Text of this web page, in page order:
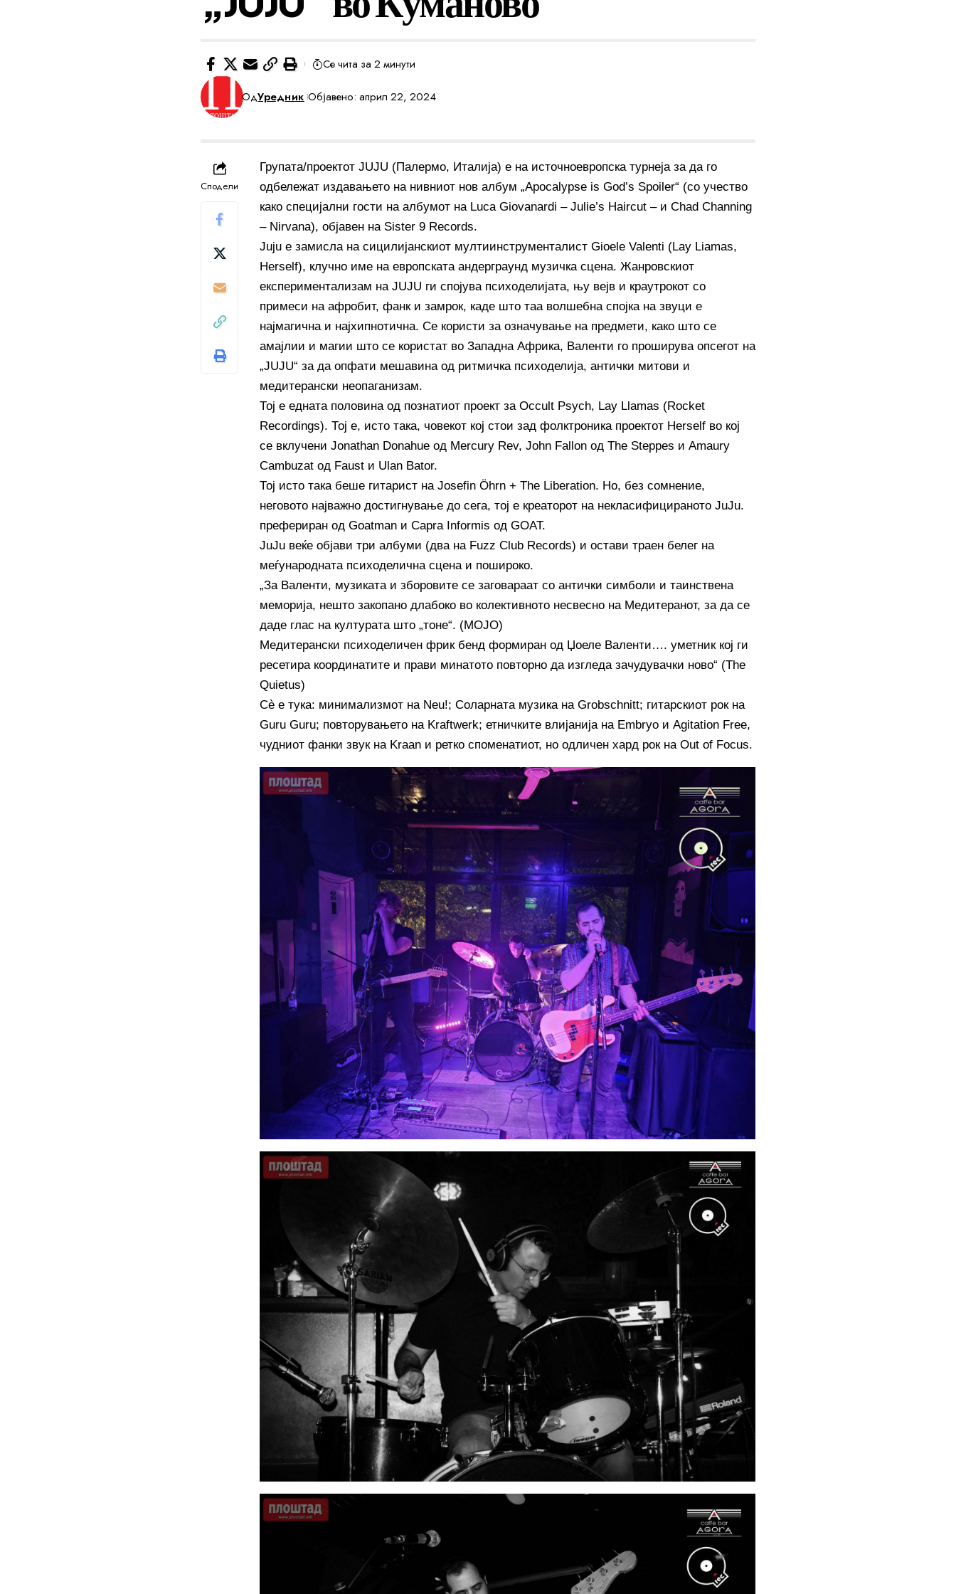
ОдУредник Објавено: април 22, 2024
Се чита за 2 минути
Сподели
Групата/проектот JUJU (Палермо, Италија) е на источноевропска турнеја за да го
одбележат издавањето на нивниот нов албум „Apocalypse is God’s Spoiler“ (со учество
како специјални гости на албумот на Luca Giovanardi – Julie’s Haircut – и Chad Channing
– Nirvana), објавен на Sister 9 Records.
Juju е замисла на сицилијанскиот мултиинструменталист Gioele Valenti (Lay Liamas,
Herself), клучно име на европската андерграунд музичка сцена. Жанровскиот
експериментализам на JUJU ги спојува психоделијата, њу вејв и краутрокот со
примеси на афробит, фанк и замрок, каде што таа волшебна спојка на звуци е
најмагична и најхипнотична. Се користи за означување на предмети, како што се
амајлии и магии што се користат во Западна Африка, Валенти го проширува опсегот на
„JUJU“ за да опфати мешавина од ритмичка психоделија, антички митови и
медитерански неопаганизам.
Тој е едната половина од познатиот проект за Occult Psych, Lay Llamas (Rocket
Recordings). Тој е, исто така, човекот кој стои зад фолктроника проектот Herself во кој
се вклучени Jonathan Donahue од Mercury Rev, John Fallon од The Steppes и Amaury
Cambuzat од Faust и Ulan Bator.
Тој исто така беше гитарист на Josefin Öhrn + The Liberation. Но, без сомнение,
неговото најважно достигнување до сега, тој е креаторот на некласифицираното JuJu.
префериран од Goatman и Capra Informis од GOAT.
JuJu веќе објави три албуми (два на Fuzz Club Records) и остави траен белег на
меѓународната психоделична сцена и пошироко.
„За Валенти, музиката и зборовите се заговараат со антички симболи и таинствена
меморија, нешто закопано длабоко во колективното несвесно на Медитеранот, за да се
даде глас на културата што „тоне“. (MOJO)
Медитерански психоделичен фрик бенд формиран од Џоеле Валенти…. уметник кој ги
ресетира координатите и прави минатото повторно да изгледа зачудувачки ново“ (The
Quietus)
Сè е тука: минимализмот на Neu!; Соларната музика на Grobschnitt; гитарскиот рок на
Guru Guru; повторувањето на Kraftwerk; етничките влијанија на Embryo и Agitation Free,
чудниот фанки звук на Kraan и ретко споменатиот, но одличен хард рок на Out of Focus.